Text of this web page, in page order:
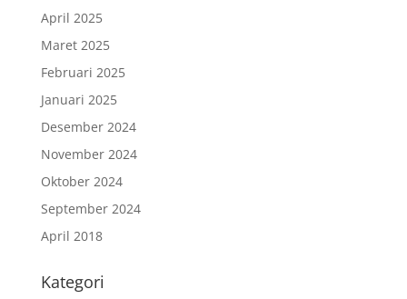
April 2025
Maret 2025
Februari 2025
Januari 2025
Desember 2024
November 2024
Oktober 2024
September 2024
April 2018
Kategori